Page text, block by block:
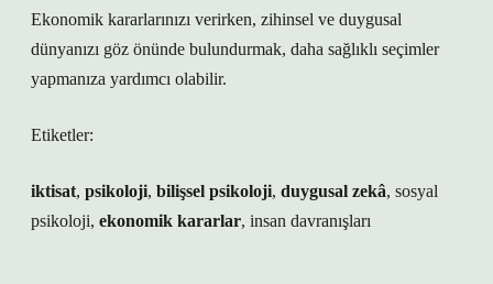
Ekonomik kararlarınızı verirken, zihinsel ve duygusal
dünyanızı göz önünde bulundurmak, daha sağlıklı seçimler
yapmanıza yardımcı olabilir.
Etiketler:
iktisat, psikoloji, bilişsel psikoloji, duygusal zekâ, sosyal
psikoloji, ekonomik kararlar, insan davranışları